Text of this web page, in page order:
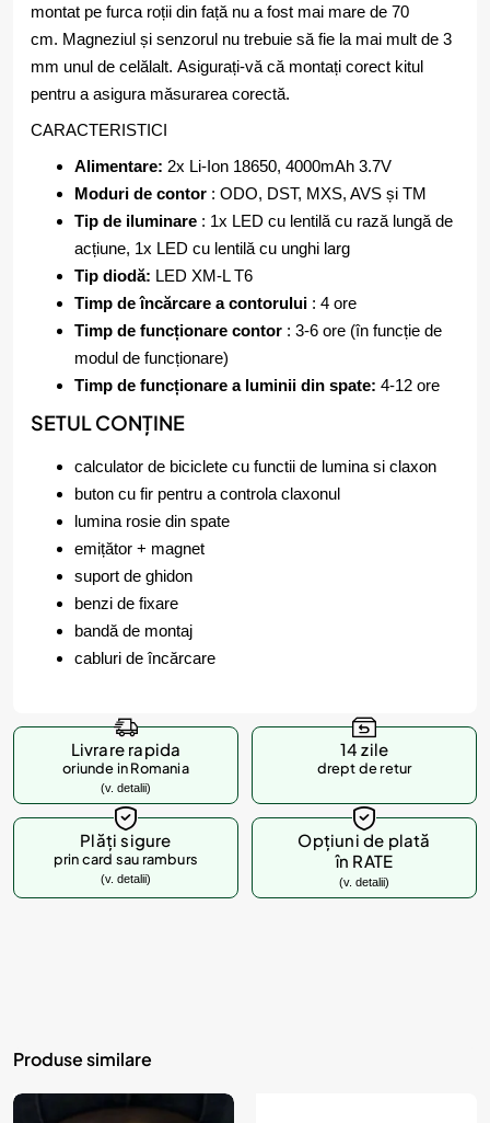
montat pe furca roții din față nu a fost mai mare de 70
cm. Magneziul și senzorul nu trebuie să fie la mai mult de 3
mm unul de celălalt. Asigurați-vă că montați corect kitul
pentru a asigura măsurarea corectă.
CARACTERISTICI
Alimentare: 2x Li-Ion 18650, 4000mAh 3.7V
Moduri de contor : ODO, DST, MXS, AVS și TM
Tip de iluminare : 1x LED cu lentilă cu rază lungă de
acțiune, 1x LED cu lentilă cu unghi larg
Tip diodă: LED XM-L T6
Timp de încărcare a contorului : 4 ore
Timp de funcționare contor : 3-6 ore (în funcție de
modul de funcționare)
Timp de funcționare a luminii din spate: 4-12 ore
SETUL CONȚINE
calculator de biciclete cu functii de lumina si claxon
buton cu fir pentru a controla claxonul
lumina rosie din spate
emițător + magnet
suport de ghidon
benzi de fixare
bandă de montaj
cabluri de încărcare
Livrare rapida
oriunde in Romania
(v. detalii)
14 zile
drept de retur
Plăți sigure
prin card sau ramburs
(v. detalii)
Opțiuni de plată
în RATE
(v. detalii)
Produse similare